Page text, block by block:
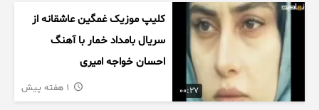
00:27
کلیپ موزیک غمگین عاشقانه از
سریال بامداد خمار با آهنگ
احسان خواجه امیری